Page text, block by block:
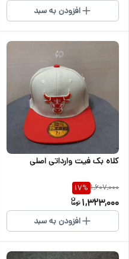
افزودن به سبد
کلاه بک فیت وارداتی اصلی
1,607,000
17%
1,323,000
افزودن به سبد